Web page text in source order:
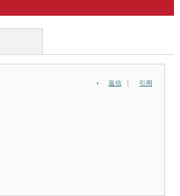
返信 引用